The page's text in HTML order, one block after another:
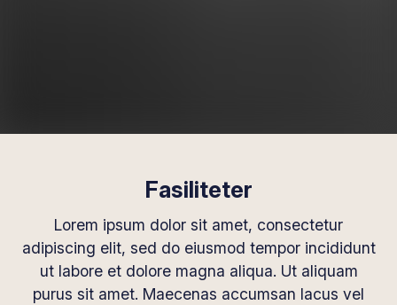
Fasiliteter
Lorem ipsum dolor sit amet, consectetur
adipiscing elit, sed do eiusmod tempor incididunt
ut labore et dolore magna aliqua. Ut aliquam
purus sit amet. Maecenas accumsan lacus vel